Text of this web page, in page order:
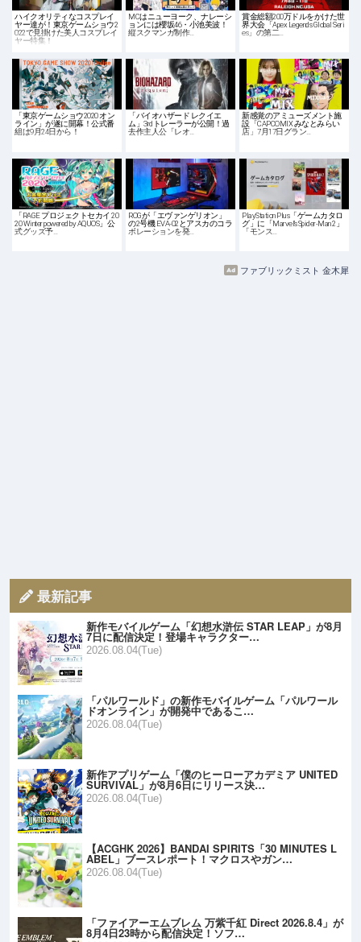
ハイクオリティなコスプレイ
ヤー達が！東京ゲームショウ2
022で見掛けた美人コスプレイ
ヤー特集！
MCはニューヨーク、ナレーシ
ョンには櫻坂46・小池美波！
縦スクマンガ制作…
賞金総額200万ドルをかけた世
界大会「Apex Legends Global Seri
es」の第二…
「東京ゲームショウ2020 オン
ライン」が遂に開幕！公式番
組は9月24日から！
「バイオハザード レクイエ
ム」3rdトレーラーが公開！過
去作主人公「レオ…
新感覚のアミューズメント施
設「CAPCOMIX みなとみらい
店」7月17日グラン…
「RAGE プロジェクトセカイ 20
20 Winter powered by AQUOS」公
式グッズ予…
ROGが「エヴァンゲリオン」
の2号機 EVA-02とアスカのコラ
ボレーションを発…
PlayStation Plus「ゲームカタロ
グ」に「Marvel’s Spider-Man 2」
「モンス…
ファブリックミスト 金木犀
最新記事
新作モバイルゲーム「幻想水滸伝 STAR LEAP」が8月
7日に配信決定！登場キャラクター…
2026.08.04(Tue)
「パルワールド」の新作モバイルゲーム「パルワール
ドオンライン」が開発中であるこ…
2026.08.04(Tue)
新作アプリゲーム「僕のヒーローアカデミア UNITED
SURVIVAL」が8月6日にリリース決…
2026.08.04(Tue)
【ACGHK 2026】BANDAI SPIRITS「30 MINUTES L
ABEL」ブースレポート！マクロスやガン…
2026.08.04(Tue)
「ファイアーエムブレム 万紫千紅 Direct 2026.8.4」が
8月4日23時から配信決定！ソフ…